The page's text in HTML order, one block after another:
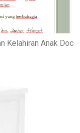
Kelahiran Anak Doc